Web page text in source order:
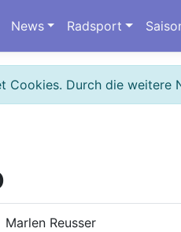
News Radsport
Cookies. Durch die weitere
Marlen Reusser